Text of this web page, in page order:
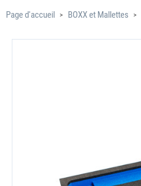
Page d'accueil BOXX et Mallettes